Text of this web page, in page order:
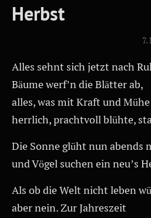
Herbst
7.
Alles sehnt sich jetzt nach
Bäume werf’n die Blätter ab,
alles, was mit Kraft und Mühe
herrlich, prachtvoll blühte,
Die Sonne glüht nun abends
und Vögel suchen ein neu’s
Als ob die Welt nicht leben
aber nein. Zur Jahreszeit